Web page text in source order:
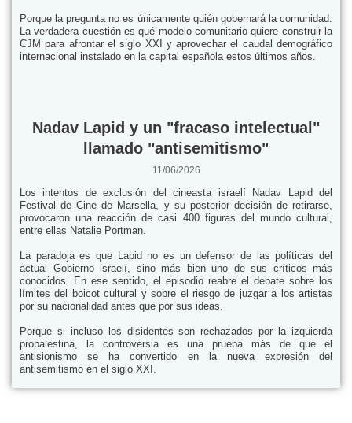
Porque la pregunta no es únicamente quién gobernará la comunidad.
La verdadera cuestión es qué modelo comunitario quiere construir la
CJM para afrontar el siglo XXI y aprovechar el caudal demográfico
internacional instalado en la capital española estos últimos años.
Nadav Lapid y un "fracaso intelectual"
llamado "antisemitismo"
11/06/2026
Los intentos de exclusión del cineasta israelí Nadav Lapid del
Festival de Cine de Marsella, y su posterior decisión de retirarse,
provocaron una reacción de casi 400 figuras del mundo cultural,
entre ellas Natalie Portman.
La paradoja es que Lapid no es un defensor de las políticas del
actual Gobierno israelí, sino más bien uno de sus críticos más
conocidos. En ese sentido, el episodio reabre el debate sobre los
límites del boicot cultural y sobre el riesgo de juzgar a los artistas
por su nacionalidad antes que por sus ideas.
Porque si incluso los disidentes son rechazados por la izquierda
propalestina, la controversia es una prueba más de que el
antisionismo se ha convertido en la nueva expresión del
antisemitismo en el siglo XXI.